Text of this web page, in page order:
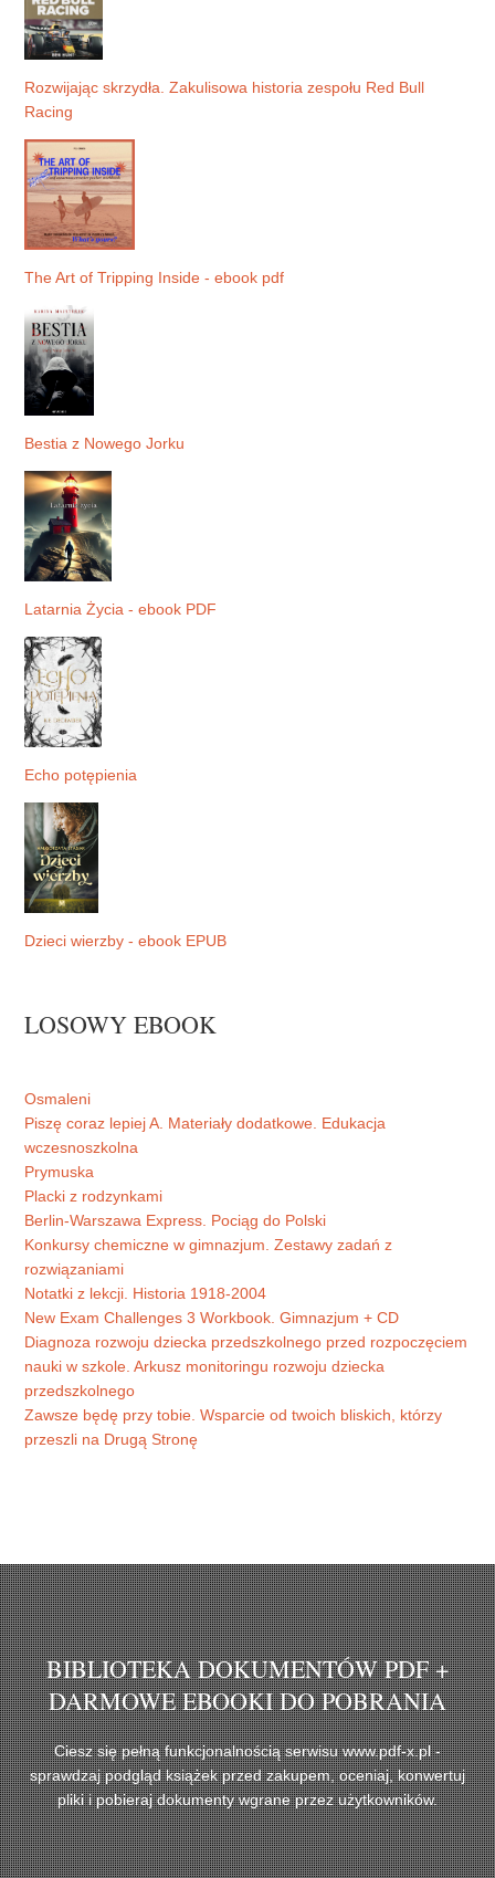
Rozwijając skrzydła. Zakulisowa historia zespołu Red Bull
Racing
The Art of Tripping Inside - ebook pdf
Bestia z Nowego Jorku
Latarnia Życia - ebook PDF
Echo potępienia
Dzieci wierzby - ebook EPUB
LOSOWY EBOOK
Osmaleni
Piszę coraz lepiej A. Materiały dodatkowe. Edukacja
wczesnoszkolna
Prymuska
Placki z rodzynkami
Berlin-Warszawa Express. Pociąg do Polski
Konkursy chemiczne w gimnazjum. Zestawy zadań z
rozwiązaniami
Notatki z lekcji. Historia 1918-2004
New Exam Challenges 3 Workbook. Gimnazjum + CD
Diagnoza rozwoju dziecka przedszkolnego przed rozpoczęciem
nauki w szkole. Arkusz monitoringu rozwoju dziecka
przedszkolnego
Zawsze będę przy tobie. Wsparcie od twoich bliskich, którzy
przeszli na Drugą Stronę
BIBLIOTEKA DOKUMENTÓW PDF +
DARMOWE EBOOKI DO POBRANIA
Ciesz się pełną funkcjonalnością serwisu www.pdf-x.pl -
sprawdzaj podgląd książek przed zakupem, oceniaj, konwertuj
pliki i pobieraj dokumenty wgrane przez użytkowników.